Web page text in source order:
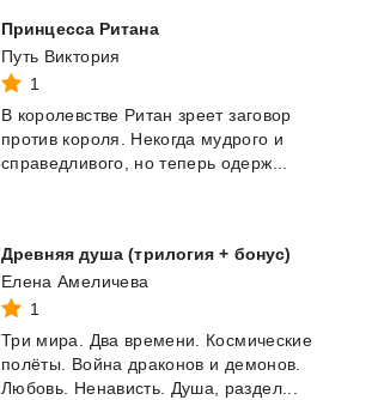
Принцесса Ритана
Путь Виктория
1
В королевстве Ритан зреет заговор
против короля. Некогда мудрого и
справедливого, но теперь одерж...
Древняя душа (трилогия + бонус)
Елена Амеличева
1
Три мира. Два времени. Космические
полёты. Война драконов и демонов.
Любовь. Ненависть. Душа, раздел...